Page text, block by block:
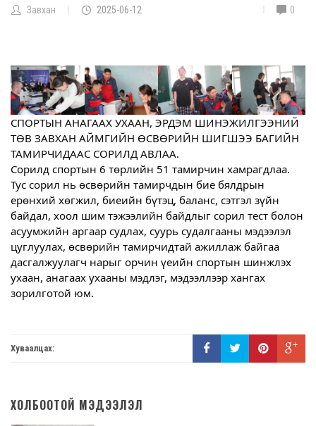
Завхан 2025-06-12 0
СПОРТЫН АНАГААХ УХААН, ЭРДЭМ ШИНЭЖИЛГЭЭНИЙ
ТӨВ ЗАВХАН АЙМГИЙН ӨСВӨРИЙН ШИГШЭЭ БАГИЙН
ТАМИРЧИДААС СОРИЛД АВЛАА.
Сорилд спортын 6 төрлийн 51 тамирчин хамрагдлаа.
Тус сорил нь өсвөрийн тамирчдын бие бялдрын
ерөнхий хөгжил, биеийн бүтэц, баланс, сэтгэл зүйн
байдал, хоол шим тэжээлийн байдлыг сорил тест болон
асуумжийн аргаар судлах, суурь судалгааны мэдээлэл
цуглуулах, өсвөрийн тамирчидтай ажиллаж байгаа
дасгалжуулагч нарыг орчин үеийн спортын шинжлэх
ухаан, анагаах ухааны мэдлэг, мэдээллээр хангах
зорилготой юм.
Хуваалцах:
ХОЛБООТОЙ МЭДЭЭЛЭЛ